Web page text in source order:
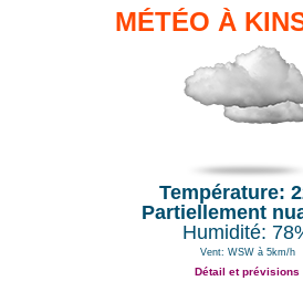
MÉTÉO À
Température:
Partiellement
Humidité:
Vent: WSW à 5km/h
Détail et prévisions